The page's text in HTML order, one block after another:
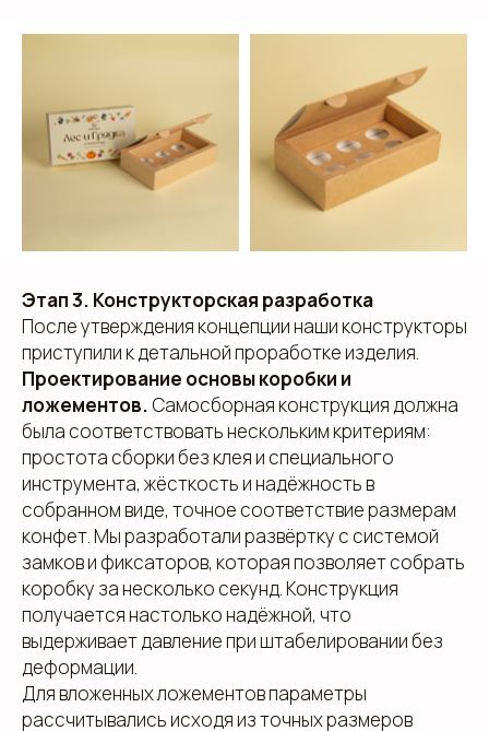
Этап 3. Конструкторская разработка
После утверждения концепции наши конструкторы
приступили к детальной проработке изделия.
Проектирование основы коробки и
ложементов. Самосборная конструкция должна
была соответствовать нескольким критериям:
простота сборки без клея и специального
инструмента, жёсткость и надёжность в
собранном виде, точное соответствие размерам
конфет. Мы разработали развёртку с системой
замков и фиксаторов, которая позволяет собрать
коробку за несколько секунд. Конструкция
получается настолько надёжной, что
выдерживает давление при штабелировании без
деформации.
Для вложенных ложементов параметры
рассчитывались исходя из точных размеров